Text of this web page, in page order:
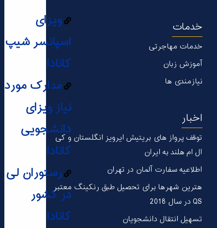
ویزای
اسپانسر شیپ
کانادا
مدارک مورد
نیاز ویزای
دانشجویی
کانادا
رستوران لی
در کشور
کانادا
خدمات
خدمات مهاجرتی
آموزش زبان
نیازمندی ها
اخبار
توقف پرواز های بریتیش ایرویز انگلستان و کی
ال ام هلند به ایران
اطلاعیه سفارت آلمان در تهران
هترین شهر‌ها برای تحصیل طبق رنکینگ معتبر
QS در سال 2018
تسهیل انتقال دانشجویان